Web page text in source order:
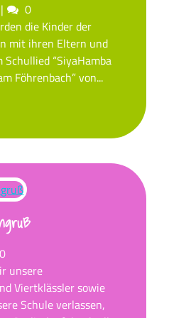
Comments
0
die Kinder der
mit ihren Eltern und
“SiyaHamba
Föhrenbach” von...
Comments
0
unsere
Viertklässler sowie
Schule verlassen,